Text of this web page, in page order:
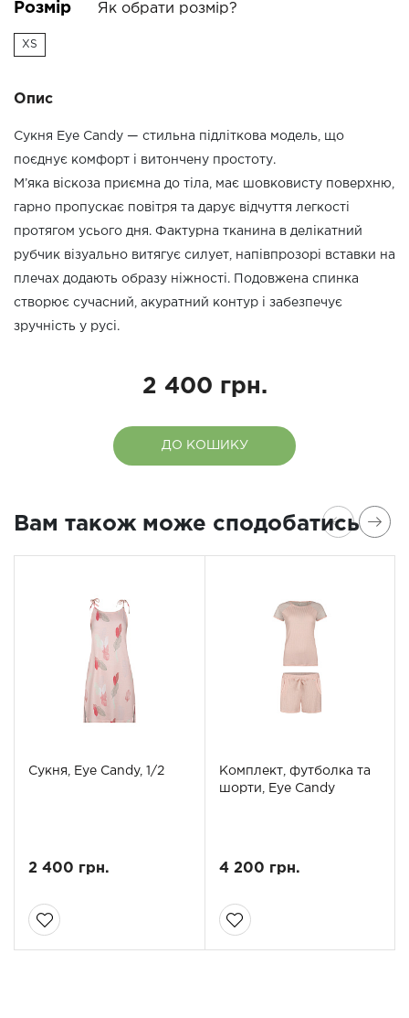
Розмір Як обрати розмір?
XS
Опис
Сукня Eye Candy — стильна підліткова модель, що
поєднує комфорт і витончену простоту.
М’яка віскоза приємна до тіла, має шовковисту поверхню,
гарно пропускає повітря та дарує відчуття легкості
протягом усього дня. Фактурна тканина в делікатний
рубчик візуально витягує силует, напівпрозорі вставки на
плечах додають образу ніжності. Подовжена спинка
створює сучасний, акуратний контур і забезпечує
зручність у русі.
2 400 грн.
ДО КОШИКУ
Вам також може сподобатись
Сукня, Eye Candy, 1/2
2 400 грн.
Комплект, футболка та
шорти, Eye Candy
4 200 грн.